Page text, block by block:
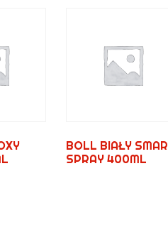
BOLL BIAŁY SMAR
SPRAY 400ML